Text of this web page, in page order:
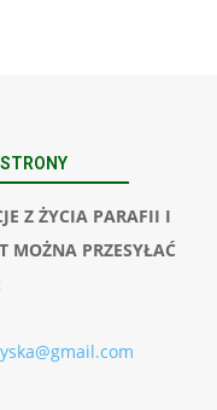
Z ŻYCIA PARAFII I
MOŻNA PRZESYŁAĆ